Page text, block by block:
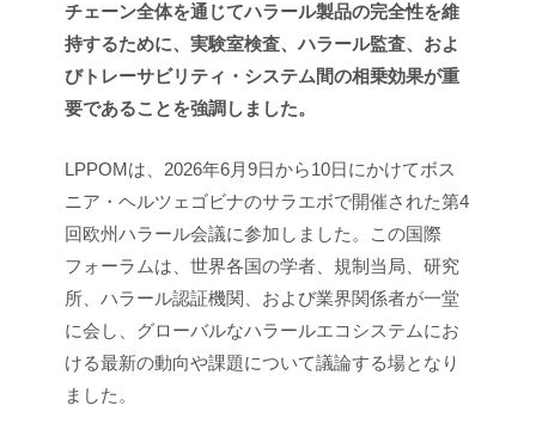
チェーン全体を通じてハラール製品の完全性を維
持するために、実験室検査、ハラール監査、およ
びトレーサビリティ・システム間の相乗効果が重
要であることを強調しました。
LPPOMは、2026年6月9日から10日にかけてボス
ニア・ヘルツェゴビナのサラエボで開催された第4
回欧州ハラール会議に参加しました。この国際
フォーラムは、世界各国の学者、規制当局、研究
所、ハラール認証機関、および業界関係者が一堂
に会し、グローバルなハラールエコシステムにお
ける最新の動向や課題について議論する場となり
ました。